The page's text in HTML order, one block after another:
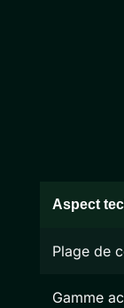
Aspect
Plage de
Gamme